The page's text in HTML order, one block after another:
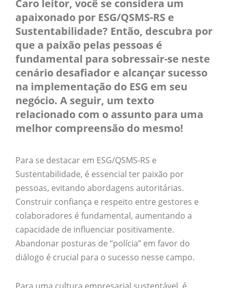
Caro leitor, você se considera um
apaixonado por ESG/QSMS-RS e
Sustentabilidade? Então, descubra por
que a paixão pelas pessoas é
fundamental para sobressair-se neste
cenário desafiador e alcançar sucesso
na implementação do ESG em seu
negócio. A seguir, um texto
relacionado com o assunto para uma
melhor compreensão do mesmo!
Para se destacar em ESG/QSMS-RS e
Sustentabilidade, é essencial ter paixão por
pessoas, evitando abordagens autoritárias.
Construir confiança e respeito entre gestores e
colaboradores é fundamental, aumentando a
capacidade de influenciar positivamente.
Abandonar posturas de “polícia” em favor do
diálogo é crucial para o sucesso nesse campo.
Para uma cultura empresarial sustentável, é